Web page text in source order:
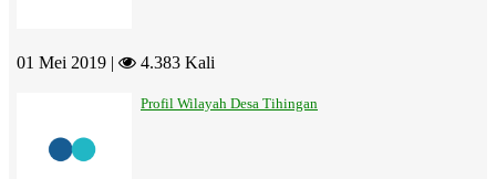
01 Mei 2019 | 4.383 Kali
Profil Wilayah Desa Tihingan